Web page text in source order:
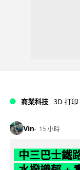
商業科技 3D 打印
Vin 15 小時
中三巴士鐵